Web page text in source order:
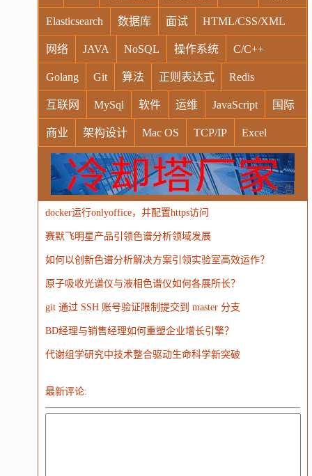
Elasticsearch 数据库 面试 HTML/CSS/XML
网络 JAVA NoSQL 操作系统 C/C++
Golang Git 算法 正则表达式 Redis
互联网 MySql 软件 运维 JavaScript 国际
商业 架构设计 Mac OS TCP/IP Excel
Windows Oracle Socket VR Vim
MongoDB 运营 Python MemCache 硬件
电子 娱乐 设计 摄影 nginx
WordPress HTTP 团建 数码电器
广告
docker运行onlyoffice，并配置https访问
赛默飞明星产品引领色谱分析领域发展
如何以创新色谱分析解决方案引领实验室高效运作？
原子吸收光谱仪与液相色谱仪如何各展所长？
git 通过 SSH 账号验证限制提交到 master 分支
BD经理与销售经理如何重塑企业增长引擎？
代谢组学研究中技术整合驱动生命科学新突破
最新评论: